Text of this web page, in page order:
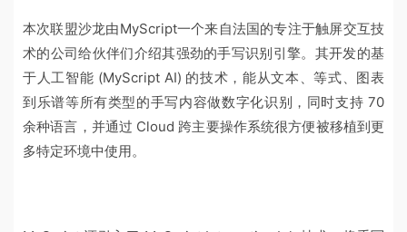
本次联盟沙龙由MyScript一个来自法国的专注于触屏交互技
术的公司给伙伴们介绍其强劲的手写识别引擎。其开发的基
于人工智能 (MyScript AI) 的技术，能从文本、等式、图表
到乐谱等所有类型的手写内容做数字化识别，同时支持 70
余种语言，并通过 Cloud 跨主要操作系统很方便被移植到更
多特定环境中使用。